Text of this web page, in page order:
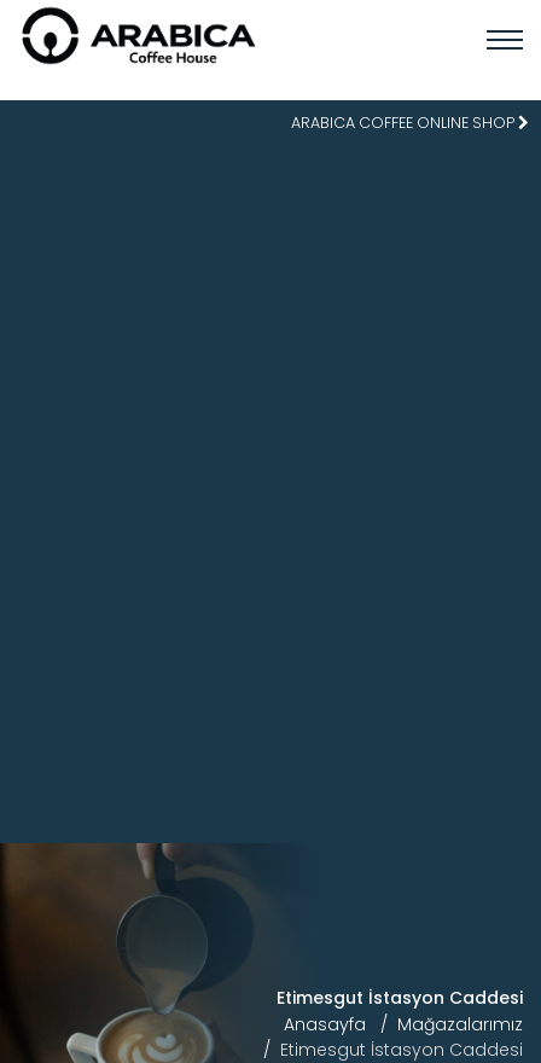
ARABICA COFFEE ONLINE SHOP
Etimesgut İstasyon Caddesi
Anasayfa
Mağazalarımız
Etimesgut İstasyon Caddesi